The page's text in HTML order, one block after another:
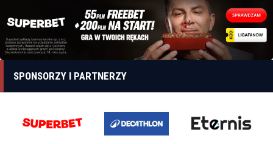
SPONSORZY I PARTNERZY